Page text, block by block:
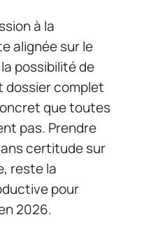
à la
alignée sur le
possibilité de
dossier complet
que toutes
pas. Prendre
certitude sur
reste la
pour
2026.